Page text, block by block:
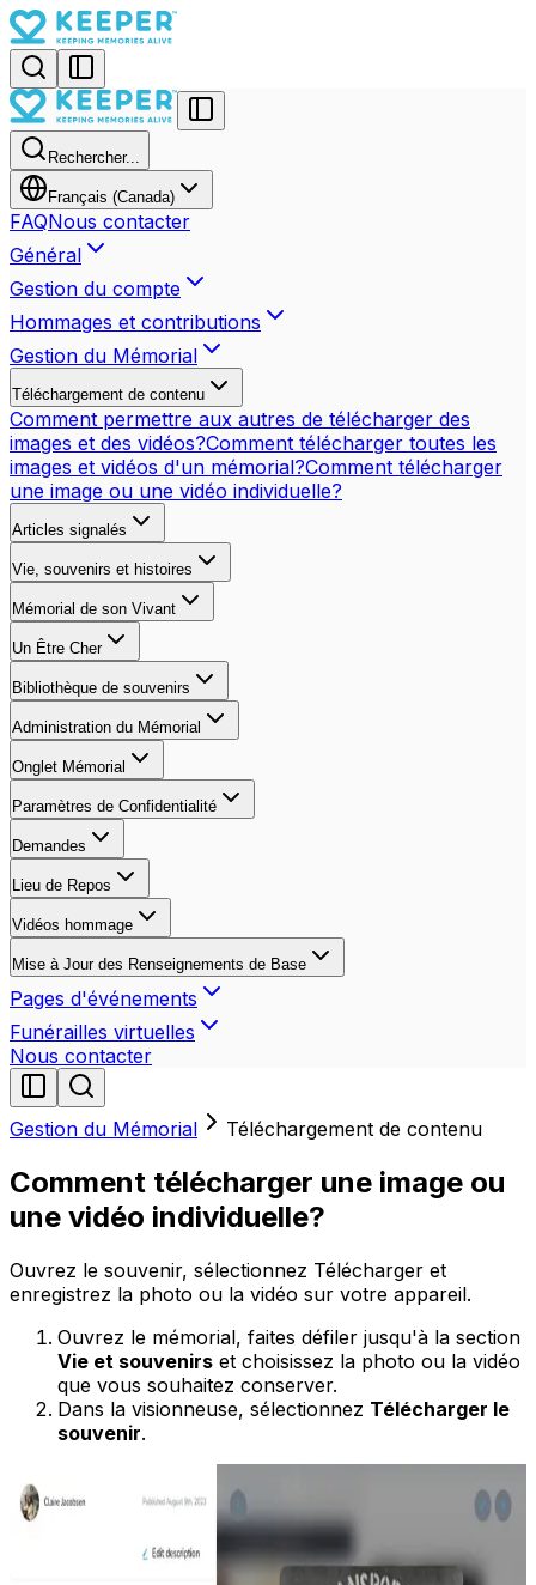
Rechercher...
Français (Canada)
FAQNous contacter
Général
Gestion du compte
Hommages et contributions
Gestion du Mémorial
Téléchargement de contenu
Comment permettre aux autres de télécharger des
images et des vidéos?Comment télécharger toutes les
images et vidéos d'un mémorial?Comment télécharger
une image ou une vidéo individuelle?
Articles signalés
Vie, souvenirs et histoires
Mémorial de son Vivant
Un Être Cher
Bibliothèque de souvenirs
Administration du Mémorial
Onglet Mémorial
Paramètres de Confidentialité
Demandes
Lieu de Repos
Vidéos hommage
Mise à Jour des Renseignements de Base
Pages d'événements
Funérailles virtuelles
Nous contacter
Gestion du Mémorial Téléchargement de contenu
Comment télécharger une image ou
une vidéo individuelle?
Ouvrez le souvenir, sélectionnez Télécharger et
enregistrez la photo ou la vidéo sur votre appareil.
Ouvrez le mémorial, faites défiler jusqu'à la section
Vie et souvenirs et choisissez la photo ou la vidéo
que vous souhaitez conserver.
Dans la visionneuse, sélectionnez Télécharger le
souvenir.